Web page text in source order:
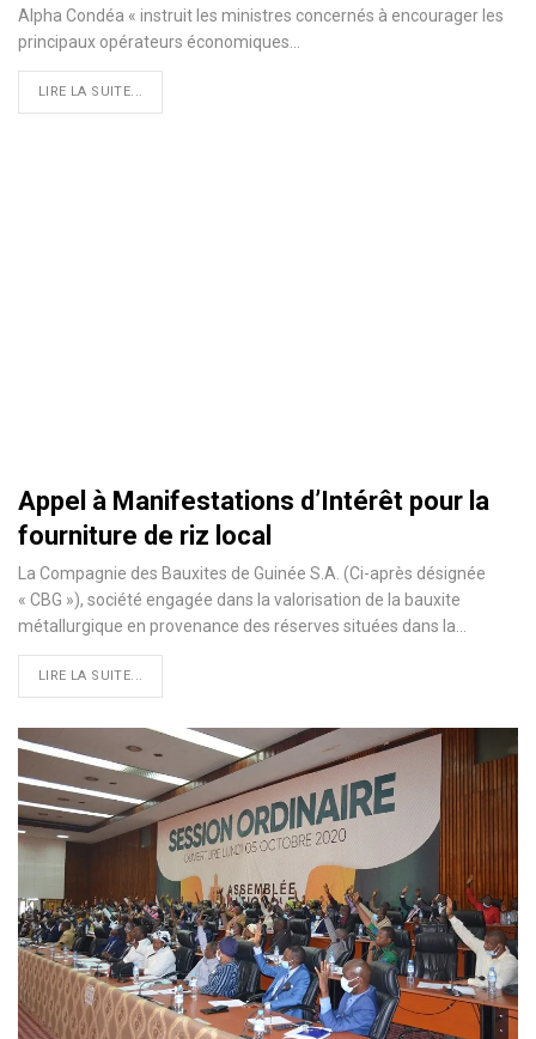
Alpha Condéa « instruit les ministres concernés à encourager les
principaux opérateurs économiques
LIRE LA SUITE...
Appel à Manifestations d’Intérêt pour la
fourniture de riz local
La Compagnie des Bauxites de Guinée S.A. (Ci-après désignée
« CBG »), société engagée dans la valorisation de la bauxite
métallurgique en provenance des réserves situées dans la
LIRE LA SUITE...